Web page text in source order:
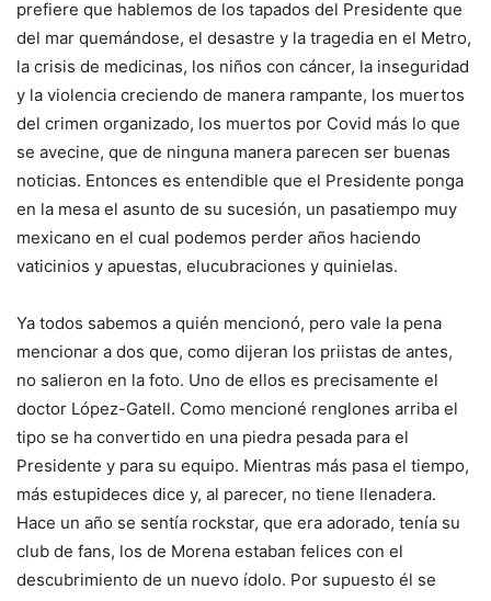
prefiere que hablemos de los tapados del Presidente que
del mar quemándose, el desastre y la tragedia en el Metro,
la crisis de medicinas, los niños con cáncer, la inseguridad
y la violencia creciendo de manera rampante, los muertos
del crimen organizado, los muertos por Covid más lo que
se avecine, que de ninguna manera parecen ser buenas
noticias. Entonces es entendible que el Presidente ponga
en la mesa el asunto de su sucesión, un pasatiempo muy
mexicano en el cual podemos perder años haciendo
vaticinios y apuestas, elucubraciones y quinielas.
Ya todos sabemos a quién mencionó, pero vale la pena
mencionar a dos que, como dijeran los priistas de antes,
no salieron en la foto. Uno de ellos es precisamente el
doctor López-Gatell. Como mencioné renglones arriba el
tipo se ha convertido en una piedra pesada para el
Presidente y para su equipo. Mientras más pasa el tiempo,
más estupideces dice y, al parecer, no tiene llenadera.
Hace un año se sentía rockstar, que era adorado, tenía su
club de fans, los de Morena estaban felices con el
descubrimiento de un nuevo ídolo. Por supuesto él se